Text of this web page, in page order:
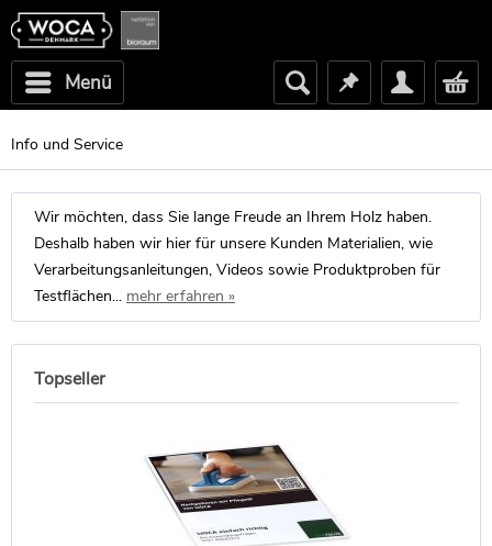
Menü
Info und Service
Wir möchten, dass Sie lange Freude an Ihrem Holz haben.
Deshalb haben wir hier für unsere Kunden Materialien, wie
Verarbeitungsanleitungen, Videos sowie Produktproben für
Testflächen... mehr erfahren »
Topseller